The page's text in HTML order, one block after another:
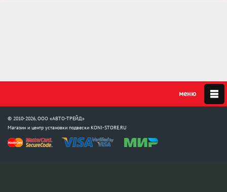
© 2010-2026, ООО «АВТО-ТРЕЙД»
Магазин и центр установки подвески KONI-STORE.RU